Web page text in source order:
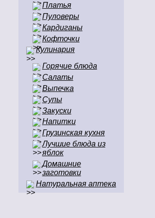
Платья
Пуловеры
Кардиганы
Кофточки
Кулинария
Горячие блюда
Салаты
Выпечка
Супы
Закуски
Напитки
Грузинская кухня
Лучшие блюда из
яблок
Домашние
заготовки
Натуральная аптека